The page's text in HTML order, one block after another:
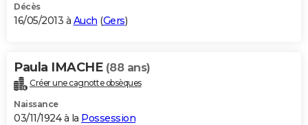
Décès
16/05/2013 à Auch (Gers)
Paula IMACHE (88 ans)
Créer une cagnotte obsèques
Naissance
03/11/1924 à la Possession